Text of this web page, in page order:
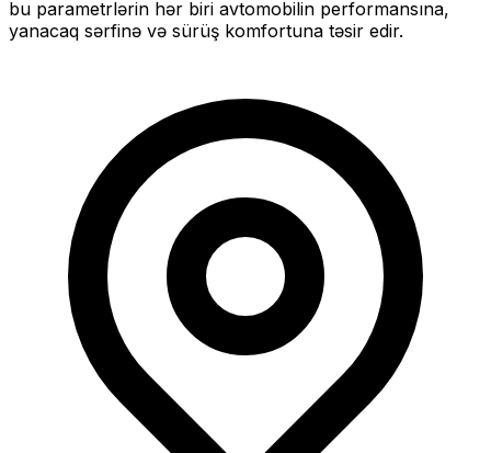
bu parametrlərin hər biri avtomobilin performansına,
yanacaq sərfinə və sürüş komfortuna təsir edir.